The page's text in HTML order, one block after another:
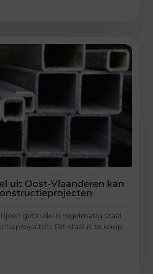
uit Oost-Vlaanderen kan
gebruiken regelmatig staal
Dit staal is te koop